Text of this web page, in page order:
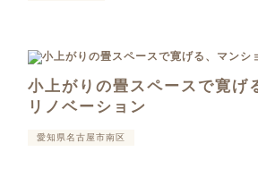
小上がりの畳スペースで寛げ
リノベーション
愛知県名古屋市南区